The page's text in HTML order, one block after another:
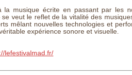
la musique écrite en passant par les
se veut le reflet de la vitalité des
mêlant nouvelles technologies et
expérience sonore et visuelle.
lefestivalmad.fr/